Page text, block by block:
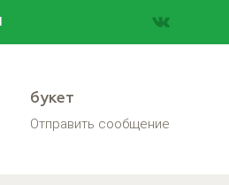
букет
Отправить сообщение